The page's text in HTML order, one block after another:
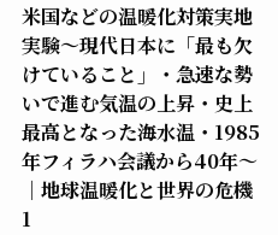
米国などの温暖化対策実地
実験〜現代日本に「最も欠
けていること」・急速な勢
いで進む気温の上昇・史上
最高となった海水温・1985
年フィラハ会議から40年〜
｜地球温暖化と世界の危機
1